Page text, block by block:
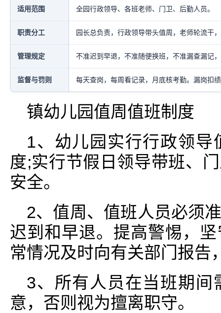
适用范围 全园行政领导、各班老师、门卫、后勤人员。
职责分工 园长总负责，行政领导带头值周，老师轮流干
管理规定 不准迟到早退，不准随便换班，不准漏查漏记
监督与罚则 每天查岗，每周看记录，月底核考勤。漏岗扣
镇幼儿园值周值班制度
1、幼儿园实行行政领
度;实行节假日领导带班、
安全。
2、值周、值班人员必须
迟到和早退。提高警惕，
常情况及时向有关部门报告
3、所有人员在当班期间
意，否则视为擅离职守。